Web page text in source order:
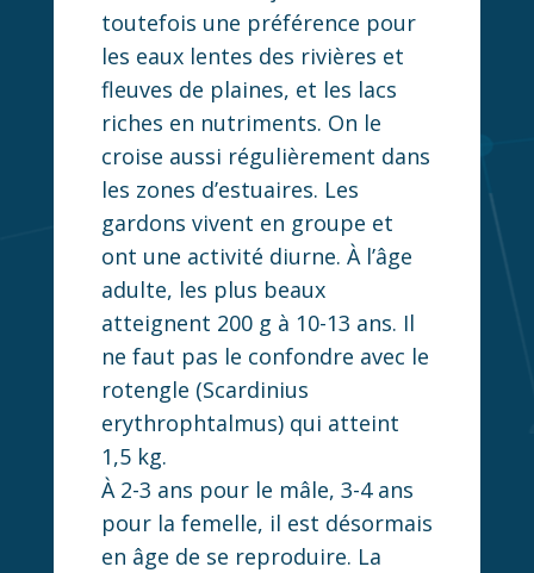
toutefois une préférence pour
les eaux lentes des rivières et
fleuves de plaines, et les lacs
riches en nutriments. On le
croise aussi régulièrement dans
les zones d’estuaires. Les
gardons vivent en groupe et
ont une activité diurne. À l’âge
adulte, les plus beaux
atteignent 200 g à 10-13 ans. Il
ne faut pas le confondre avec le
rotengle (Scardinius
erythrophtalmus) qui atteint
1,5 kg.
À 2-3 ans pour le mâle, 3-4 ans
pour la femelle, il est désormais
en âge de se reproduire. La